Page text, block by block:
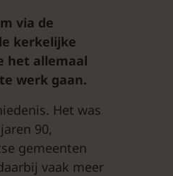
via de
kerkelijke
het allemaal
werk gaan.
Het was
90,
gemeenten
vaak meer